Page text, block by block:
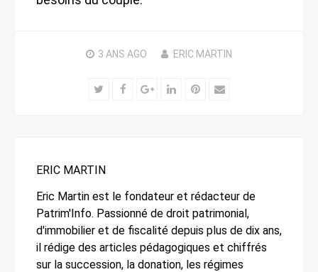
3 ANS AGO ERIC MARTIN
TwitterFacebookGoogle+
LinkedInPinterest
Email
ERIC MARTIN
Eric Martin est le fondateur et rédacteur de
Patrim'Info. Passionné de droit patrimonial,
d'immobilier et de fiscalité depuis plus de dix ans,
il rédige des articles pédagogiques et chiffrés
sur la succession, la donation, les régimes